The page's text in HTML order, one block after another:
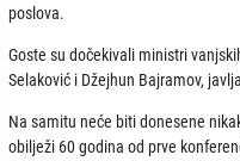
poslova.
Goste su dočekivali ministri
Selaković i Džejhun Bajramov,
Na samitu neće biti donesene
obilježi 60 godina od prve